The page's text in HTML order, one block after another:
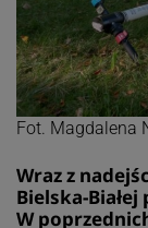
Fot. Magdalena
Wraz z
Bielska-
W